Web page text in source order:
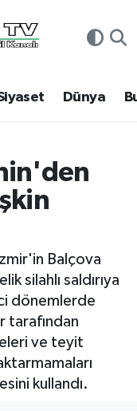
Dünya
Balçova
silahlı saldırıya
dönemlerde
tarafından
ve teyit
kullandı.